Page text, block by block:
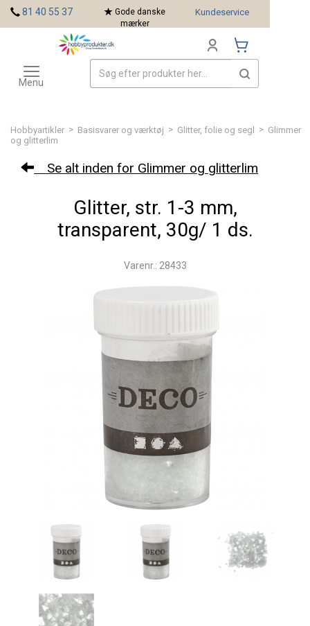
Hobbyartikler > Basisvarer og værktøj > Glitter, folie og segl > Glimmer
og glitterlim
Se alt inden for Glimmer og glitterlim
Glitter, str. 1-3 mm,
transparent, 30g/ 1 ds.
Varenr.: 28433
81 40 55 37
Gode danske
mærker
Kundeservice
Toggle
navigation
Menu
Mærker